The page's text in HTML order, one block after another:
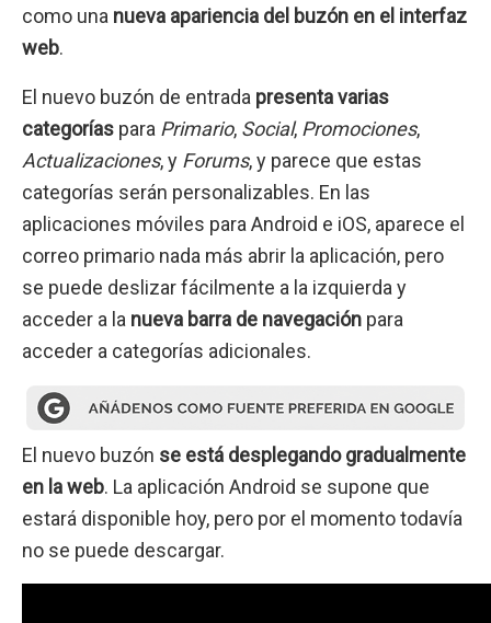
como una nueva apariencia del buzón en el interfaz
web.
El nuevo buzón de entrada presenta varias
categorías para Primario, Social, Promociones,
Actualizaciones, y Forums, y parece que estas
categorías serán personalizables. En las
aplicaciones móviles para Android e iOS, aparece el
correo primario nada más abrir la aplicación, pero
se puede deslizar fácilmente a la izquierda y
acceder a la nueva barra de navegación para
acceder a categorías adicionales.
El nuevo buzón se está desplegando gradualmente
en la web. La aplicación Android se supone que
estará disponible hoy, pero por el momento todavía
no se puede descargar.